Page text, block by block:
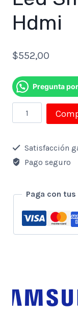
Hdmi
$552,00
Pregunta
Monitor
Samsung
27"
Led
1080p
Hdmi
cantidad
Satisfacción
Pago seguro
Paga con